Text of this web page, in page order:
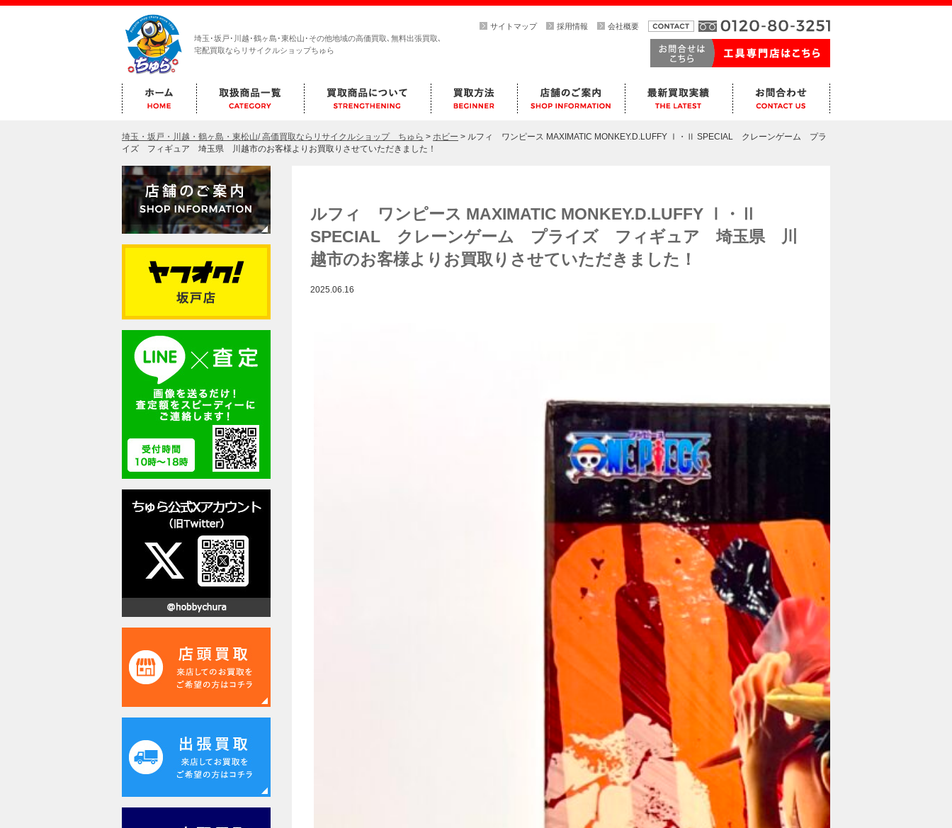
埼玉･坂戸･川越･鶴ヶ島･東松山･その他地域の高価買取､無料出張買取､
宅配買取ならリサイクルショップちゅら
サイトマップ 採用情報 会社概要
埼玉・坂戸・川越・鶴ヶ島・東松山/ 高価買取ならリサイクルショップ ちゅら > ホビー > ルフィ ワンピース MAXIMATIC MONKEY.D.LUFFY Ⅰ・Ⅱ SPECIAL クレーンゲーム プラ
イズ フィギュア 埼玉県 川越市のお客様よりお買取りさせていただきました！
ルフィ ワンピース MAXIMATIC MONKEY.D.LUFFY Ⅰ・Ⅱ
SPECIAL クレーンゲーム プライズ フィギュア 埼玉県 川
越市のお客様よりお買取りさせていただきました！
2025.06.16